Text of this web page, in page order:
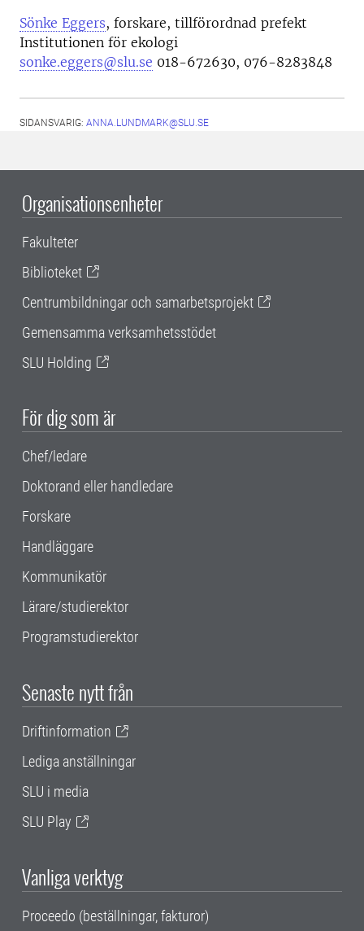
Sönke Eggers, forskare, tillförordnad prefekt
Institutionen för ekologi
sonke.eggers@slu.se 018-672630, 076-8283848
SIDANSVARIG: ANNA.LUNDMARK@SLU.SE
Organisationsenheter
Fakulteter
Biblioteket
Centrumbildningar och samarbetsprojekt
Gemensamma verksamhetsstödet
SLU Holding
För dig som är
Chef/ledare
Doktorand eller handledare
Forskare
Handläggare
Kommunikatör
Lärare/studierektor
Programstudierektor
Senaste nytt från
Driftinformation
Lediga anställningar
SLU i media
SLU Play
Vanliga verktyg
Proceedo (beställningar, fakturor)